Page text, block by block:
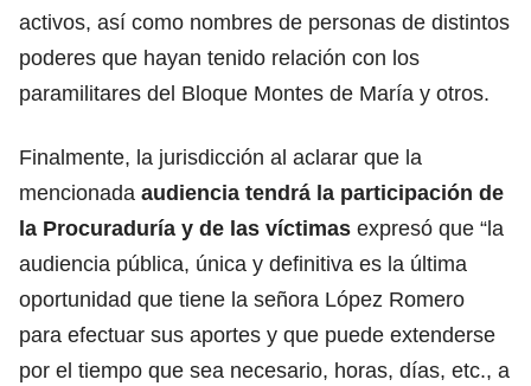
activos, así como nombres de personas de distintos
poderes que hayan tenido relación con los
paramilitares del Bloque Montes de María y otros.
Finalmente, la jurisdicción al aclarar que la
mencionada audiencia tendrá la participación de
la Procuraduría y de las víctimas expresó que “la
audiencia pública, única y definitiva es la última
oportunidad que tiene la señora López Romero
para efectuar sus aportes y que puede extenderse
por el tiempo que sea necesario, horas, días, etc., a